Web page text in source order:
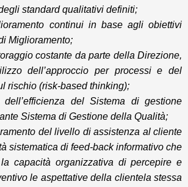
standard qualitativi definiti;
continui in base agli obiettivi
Miglioramento;
costante da parte della Direzione,
dell’approccio per processi e del
rischio (risk-based thinking);
dell’efficienza del Sistema di gestione
Sistema di Gestione della Qualità;
del livello di assistenza al cliente
sistematica di feed-back informativo che
capacità organizzativa di percepire e
le aspettative della clientela stessa